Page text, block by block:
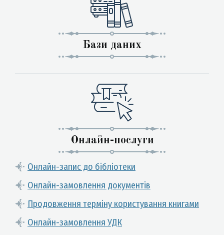
Бази даних
Онлайн-послуги
Онлайн-запис до бібліотеки
Онлайн-замовлення документів
Продовження терміну користування книгами
Онлайн-замовлення УДК